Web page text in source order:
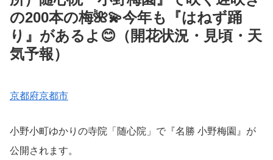
の200本の梅🌺💫今年も『はねず踊
り』があるよ😊（開花状況・見頃・天
気予報）
京都府京都市
小野小町ゆかりの寺院「随心院」で『名勝 小野梅園』が
公開されます。